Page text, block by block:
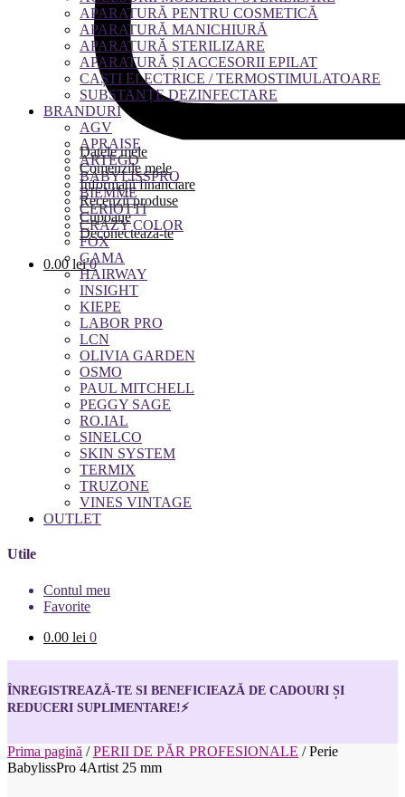
Datele mele
Comenzile mele
Informații financiare
Recenzii produse
Cupoane
Deconectează-te
0.00lei 0
APARATURĂ PENTRU COSMETICĂ
APARATURĂ MANICHIURĂ
APARATURĂ STERILIZARE
APARATURĂ ȘI ACCESORII EPILAT
CAȘTI ELECTRICE / TERMOSTIMULATOARE
SUBSTANȚE DEZINFECTARE
BRANDURI
AGV
APRAISE
ARTEGO
BABYLISSPRO
BIEMME
CERIOTTI
CRAZY COLOR
FOX
GAMA
HAIRWAY
INSIGHT
KIEPE
LABOR PRO
LCN
OLIVIA GARDEN
OSMO
PAUL MITCHELL
PEGGY SAGE
RO.IAL
SINELCO
SKIN SYSTEM
TERMIX
TRUZONE
VINES VINTAGE
OUTLET
Utile
Contul meu
Favorite
0.00 lei 0
ÎNREGISTREAZĂ-TE SI BENEFICIEAZĂ DE CADOURI ȘI
REDUCERI SUPLIMENTARE!⚡
Prima pagină /PERII DE PĂR PROFESIONALE /Perie
BabylissPro 4Artist 25 mm